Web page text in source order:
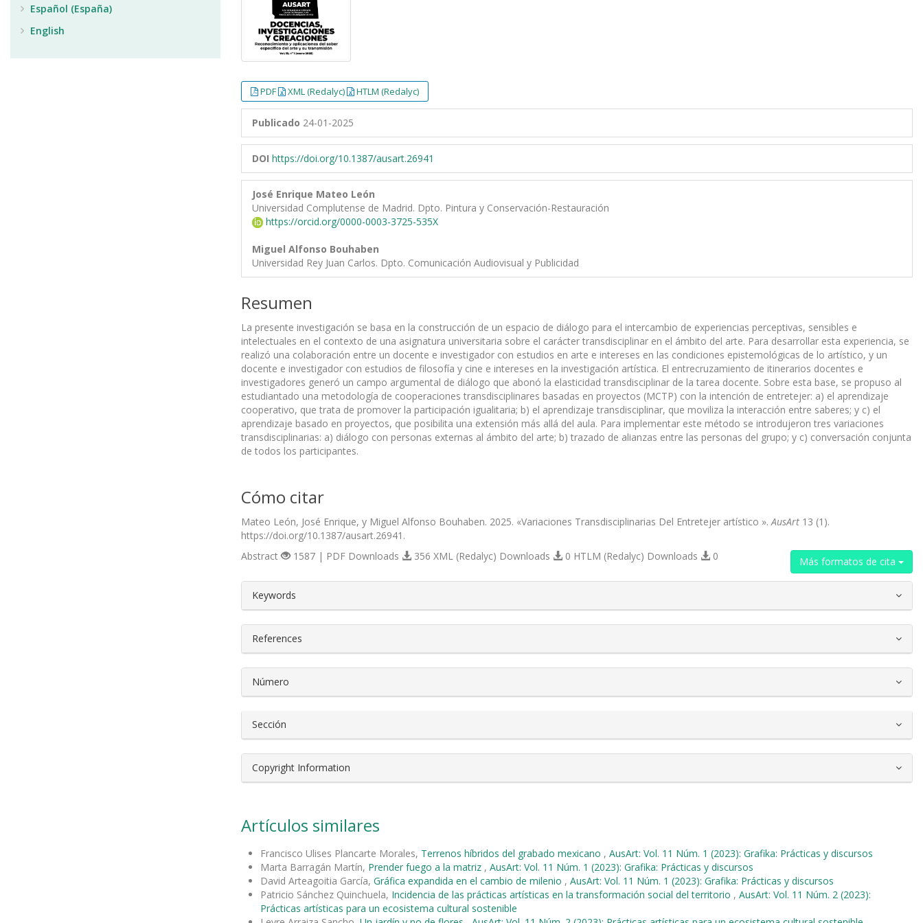
PDF XML (Redalyc) HTLM (Redalyc)
Publicado 24-01-2025
DOI https://doi.org/10.1387/ausart.26941
José Enrique Mateo León
Universidad Complutense de Madrid. Dpto. Pintura y Conservación-Restauración
https://orcid.org/0000-0003-3725-535X
Miguel Alfonso Bouhaben
Universidad Rey Juan Carlos. Dpto. Comunicación Audiovisual y Publicidad
Resumen
La presente investigación se basa en la construcción de un espacio de diálogo para el intercambio de experiencias perceptivas, sensibles e
intelectuales en el contexto de una asignatura universitaria sobre el carácter transdisciplinar en el ámbito del arte. Para desarrollar esta experiencia, se
realizó una colaboración entre un docente e investigador con estudios en arte e intereses en las condiciones epistemológicas de lo artístico, y un
docente e investigador con estudios de filosofía y cine e intereses en la investigación artística. El entrecruzamiento de itinerarios docentes e
investigadores generó un campo argumental de diálogo que abonó la elasticidad transdisciplinar de la tarea docente. Sobre esta base, se propuso al
estudiantado una metodología de cooperaciones transdisciplinares basadas en proyectos (MCTP) con la intención de entretejer: a) el aprendizaje
cooperativo, que trata de promover la participación igualitaria; b) el aprendizaje transdisciplinar, que moviliza la interacción entre saberes; y c) el
aprendizaje basado en proyectos, que posibilita una extensión más allá del aula. Para implementar este método se introdujeron tres variaciones
transdisciplinarias: a) diálogo con personas externas al ámbito del arte; b) trazado de alianzas entre las personas del grupo; y c) conversación conjunta
de todos los participantes.
Cómo citar
Mateo León, José Enrique, y Miguel Alfonso Bouhaben. 2025. «Variaciones Transdisciplinarias Del Entretejer artístico ».AusArt 13 (1).
https://doi.org/10.1387/ausart.26941.
Más formatos de cita
Abstract 1587 | PDF Downloads 356 XML (Redalyc) Downloads 0 HTLM (Redalyc) Downloads 0
##plugins.themes.bootstrap3.article.details##
Keywords
References
Número
Sección
Copyright Information
Artículos similares
Francisco Ulises Plancarte Morales, Terrenos híbridos del grabado mexicano , AusArt: Vol. 11 Núm. 1 (2023): Grafika: Prácticas y discursos
Marta Barragán Martín, Prender fuego a la matriz , AusArt: Vol. 11 Núm. 1 (2023): Grafika: Prácticas y discursos
David Arteagoitia García, Gráfica expandida en el cambio de milenio , AusArt: Vol. 11 Núm. 1 (2023): Grafika: Prácticas y discursos
Patricio Sánchez Quinchuela, Incidencia de las prácticas artísticas en la transformación social del territorio , AusArt: Vol. 11 Núm. 2 (2023):
Prácticas artísticas para un ecosistema cultural sostenible
Español (España)
English